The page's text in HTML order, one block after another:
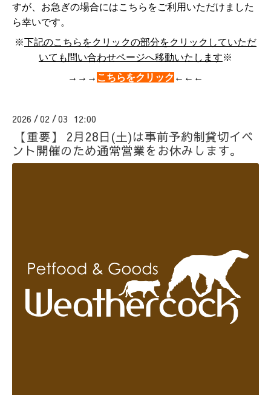
すが、お急ぎの場合にはこちらをご利用いただけました
ら幸いです。
※下記のこ ちらをクリックの部分をクリックしていただ
いても問い合わせページへ移動いたします※
→→→ こちらをクリック ←←←
2026 /02 /03 12:00
【重要】 2月28日(土)は事前予約制貸切イベ
ント開催のため通常営業をお休みします。